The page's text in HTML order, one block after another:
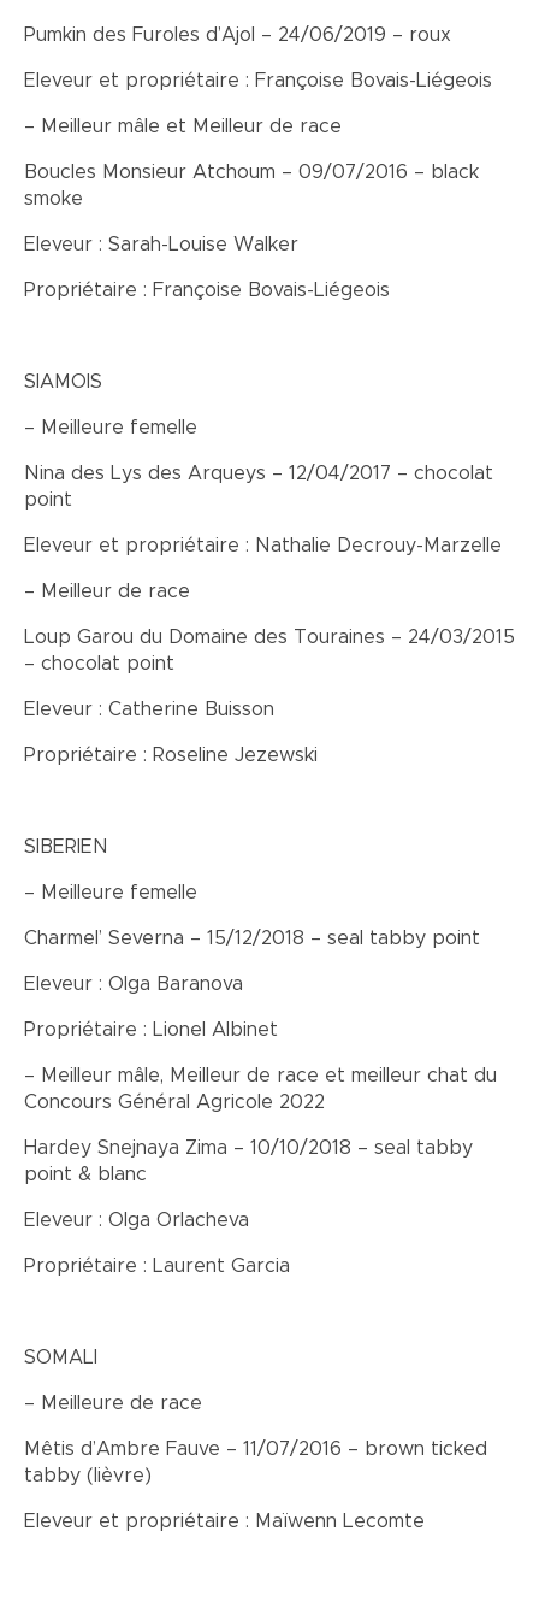
Pumkin des Furoles d’Ajol – 24/06/2019 – roux
Eleveur et propriétaire : Françoise Bovais-Liégeois
– Meilleur mâle et Meilleur de race
Boucles Monsieur Atchoum – 09/07/2016 – black
smoke
Eleveur : Sarah-Louise Walker
Propriétaire : Françoise Bovais-Liégeois
SIAMOIS
– Meilleure femelle
Nina des Lys des Arqueys – 12/04/2017 – chocolat
point
Eleveur et propriétaire : Nathalie Decrouy-Marzelle
– Meilleur de race
Loup Garou du Domaine des Touraines – 24/03/2015
– chocolat point
Eleveur : Catherine Buisson
Propriétaire : Roseline Jezewski
SIBERIEN
– Meilleure femelle
Charmel’ Severna – 15/12/2018 – seal tabby point
Eleveur : Olga Baranova
Propriétaire : Lionel Albinet
– Meilleur mâle, Meilleur de race et meilleur chat du
Concours Général Agricole 2022
Hardey Snejnaya Zima – 10/10/2018 – seal tabby
point & blanc
Eleveur : Olga Orlacheva
Propriétaire : Laurent Garcia
SOMALI
– Meilleure de race
Mêtis d’Ambre Fauve – 11/07/2016 – brown ticked
tabby (lièvre)
Eleveur et propriétaire : Maïwenn Lecomte